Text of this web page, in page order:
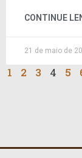
CONTINUE
21 de maio de
1 2 3 4 5